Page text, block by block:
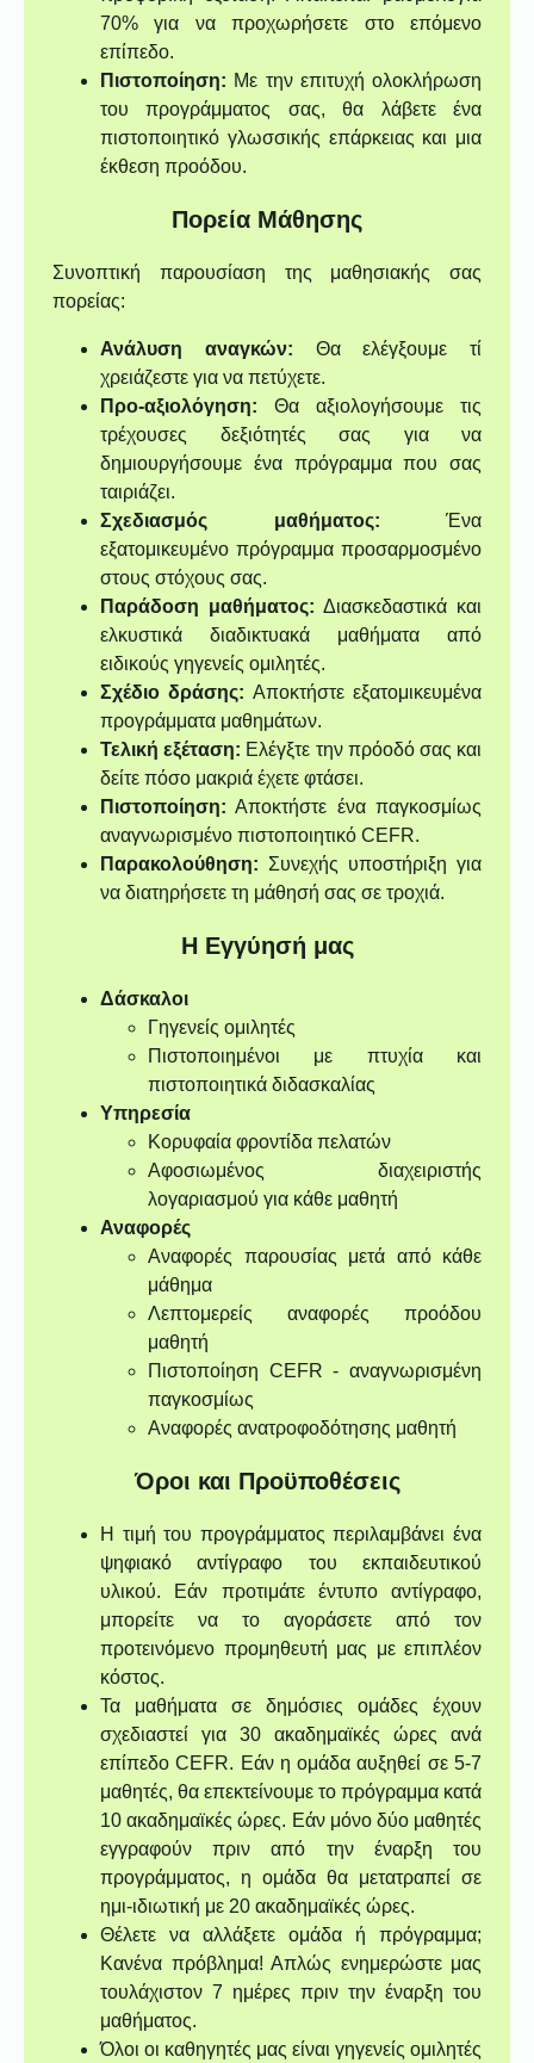
70% για να προχωρήσετε στο επόμενο
επίπεδο.
Πιστοποίηση: Με την επιτυχή ολοκλήρωση
του προγράμματος σας, θα λάβετε ένα
πιστοποιητικό γλωσσικής επάρκειας και μια
έκθεση προόδου.
Πορεία Μάθησης
Συνοπτική παρουσίαση της μαθησιακής σας
πορείας:
Ανάλυση αναγκών: Θα ελέγξουμε τί
χρειάζεστε για να πετύχετε.
Προ-αξιολόγηση: Θα αξιολογήσουμε τις
τρέχουσες δεξιότητές σας για να
δημιουργήσουμε ένα πρόγραμμα που σας
ταιριάζει.
Σχεδιασμός μαθήματος: Ένα
εξατομικευμένο πρόγραμμα προσαρμοσμένο
στους στόχους σας.
Παράδοση μαθήματος: Διασκεδαστικά και
ελκυστικά διαδικτυακά μαθήματα από
ειδικούς γηγενείς ομιλητές.
Σχέδιο δράσης: Αποκτήστε εξατομικευμένα
προγράμματα μαθημάτων.
Τελική εξέταση: Ελέγξτε την πρόοδό σας και
δείτε πόσο μακριά έχετε φτάσει.
Πιστοποίηση: Αποκτήστε ένα παγκοσμίως
αναγνωρισμένο πιστοποιητικό CEFR.
Παρακολούθηση: Συνεχής υποστήριξη για
να διατηρήσετε τη μάθησή σας σε τροχιά.
Η Εγγύησή μας
Δάσκαλοι
Γηγενείς ομιλητές
Πιστοποιημένοι με πτυχία και
πιστοποιητικά διδασκαλίας
Υπηρεσία
Κορυφαία φροντίδα πελατών
Αφοσιωμένος διαχειριστής
λογαριασμού για κάθε μαθητή
Αναφορές
Αναφορές παρουσίας μετά από κάθε
μάθημα
Λεπτομερείς αναφορές προόδου
μαθητή
Πιστοποίηση CEFR - αναγνωρισμένη
παγκοσμίως
Αναφορές ανατροφοδότησης μαθητή
Όροι και Προϋποθέσεις
Η τιμή του προγράμματος περιλαμβάνει ένα
ψηφιακό αντίγραφο του εκπαιδευτικού
υλικού. Εάν προτιμάτε έντυπο αντίγραφο,
μπορείτε να το αγοράσετε από τον
προτεινόμενο προμηθευτή μας με επιπλέον
κόστος.
Τα μαθήματα σε δημόσιες ομάδες έχουν
σχεδιαστεί για 30 ακαδημαϊκές ώρες ανά
επίπεδο CEFR. Εάν η ομάδα αυξηθεί σε 5-7
μαθητές, θα επεκτείνουμε το πρόγραμμα κατά
10 ακαδημαϊκές ώρες. Εάν μόνο δύο μαθητές
εγγραφούν πριν από την έναρξη του
προγράμματος, η ομάδα θα μετατραπεί σε
ημι-ιδιωτική με 20 ακαδημαϊκές ώρες.
Θέλετε να αλλάξετε ομάδα ή πρόγραμμα;
Κανένα πρόβλημα! Απλώς ενημερώστε μας
τουλάχιστον 7 ημέρες πριν την έναρξη του
μαθήματος.
Όλοι οι καθηγητές μας είναι γηγενείς ομιλητές